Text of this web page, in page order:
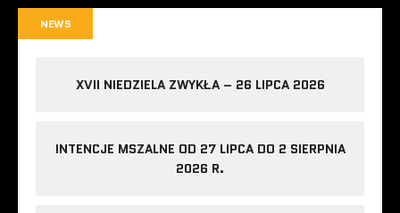
NEWS
XVII NIEDZIELA ZWYKŁA – 26 LIPCA 2026
INTENCJE MSZALNE OD 27 LIPCA DO 2 SIERPNIA
2026 R.